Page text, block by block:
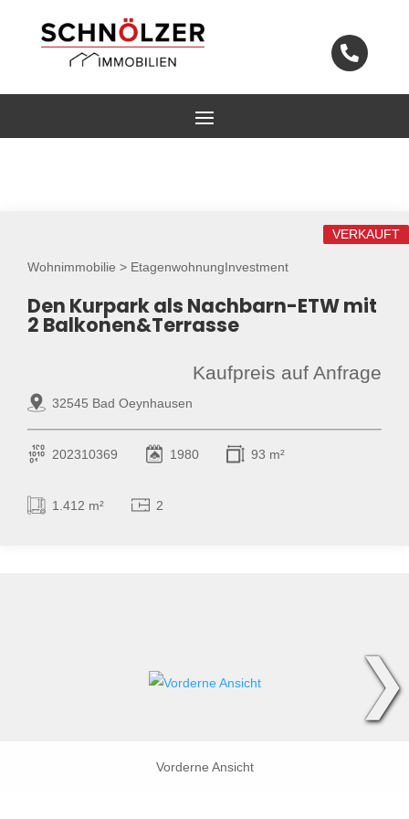

Wohnimmobilie > EtagenwohnungInvestment
VERKAUFT
Den Kurpark als Nachbarn-ETW mit
2 Balkonen&Terrasse
32545 Bad Oeynhausen
Kaufpreis auf Anfrage
202310369 1980 93 m²
1.412 m² 2
Vorderne Ansicht
❯